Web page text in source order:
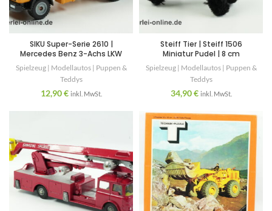
SIKU Super-Serie 2610 |
Mercedes Benz 3-Achs LKW
Spielzeug | Modellautos | Puppen &
Teddys
12,90€ inkl. MwSt.
Steiff Tier | Steiff 1506
Miniatur Pudel | 8 cm
Spielzeug | Modellautos | Puppen &
Teddys
34,90€ inkl. MwSt.